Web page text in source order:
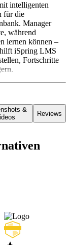
intelligenten
für die
Manager
während
lernen können –
hilft iSpring LMS
Fortschritte
&
Reviews